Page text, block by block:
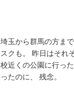
埼玉から群馬の方ま
スクも。 昨日はそれ
校近くの公園に行っ
ったのに、 残念。